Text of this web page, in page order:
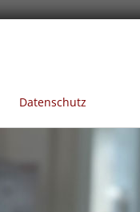
Datenschutz